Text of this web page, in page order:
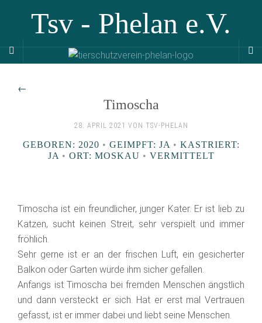
Tsv - Phelan e.V.
←
Timoscha
28. APRIL 2021 VON TSV-PHELAN
GEBOREN: 2020 • GEIMPFT: JA • KASTRIERT:
JA • ORT: MOSKAU • VERMITTELT
Timoscha ist ein freundlicher, junger Kater. Er ist lieb zu
Katzen, sucht keinen Streit, sehr verspielt und immer
fröhlich.
Sehr gerne ist er an der frischen Luft, ein gesicherter
Balkon oder Garten würde ihm sicher gefallen.
Anfangs ist Timoscha bei fremden Menschen ängstlich
und dann versteckt er sich. Hat er erst mal Vertrauen
gefasst, ist er immer dabei und liebt seine Menschen.